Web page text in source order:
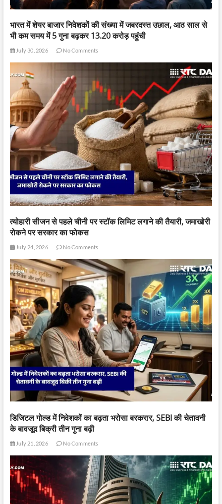
भारत में शेयर बाजार निवेशकों की संख्या में जबरदस्त उछाल, आठ साल से
भी कम समय में 5 गुना बढ़कर 13.20 करोड़ पहुंची
July 30, 2026 No Comments
त्योहारी सीजन से पहले चीनी पर स्टॉक लिमिट लगाने की तैयारी, जमाखोरी
रोकने पर सरकार का फोकस
July 24, 2026 No Comments
डिजिटल गोल्ड में निवेशकों का बढ़ता भरोसा बरकरार, SEBI की चेतावनी
के बावजूद बिक्री तीन गुना बढ़ी
July 21, 2026 No Comments